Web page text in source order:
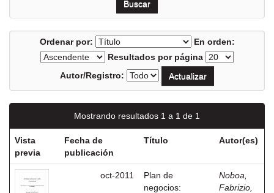
Ordenar por:
En orden:
Resultados por página
Autor/Registro:
Mostrando resultados 1 a 1 de 1
Vista
previa
Fecha de
publicación
Título Autor(es)
oct-2011
Plan de
negocios:
Noboa,
Fabrizio,